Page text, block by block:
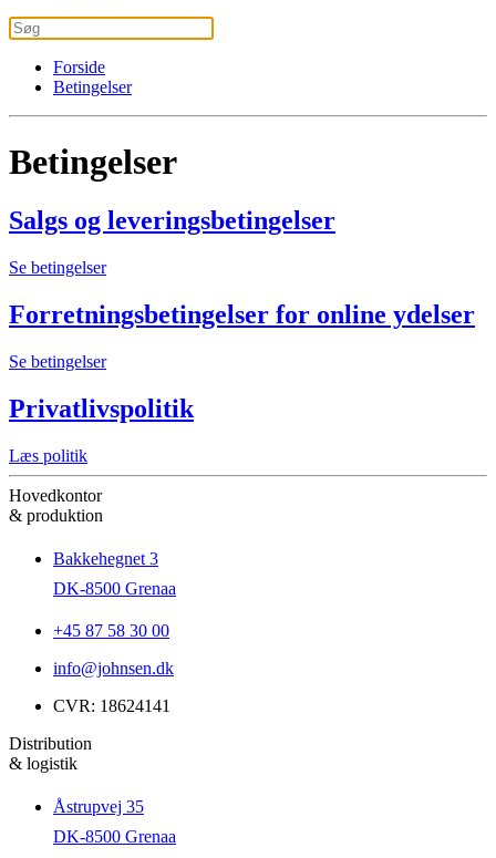
Forside
Betingelser
Betingelser
Salgs og leveringsbetingelser
Se betingelser
Forretnings­betingelser for online ydelser
Se betingelser
Privatlivspolitik
Læs politik
Hovedkontor
& produktion
Bakkehegnet 3
DK-8500 Grenaa
+45 87 58 30 00
info@johnsen.dk
CVR: 18624141
Distribution
& logistik
Åstrupvej 35
DK-8500 Grenaa